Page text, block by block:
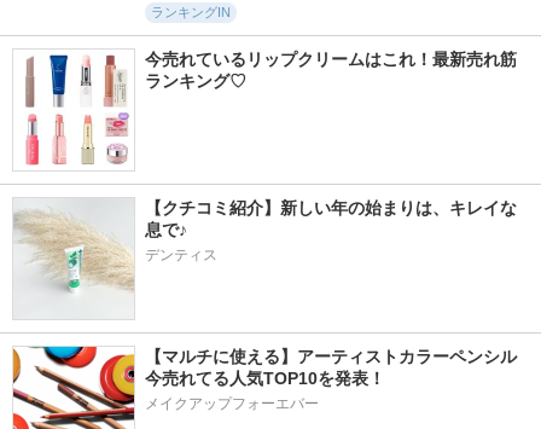
ランキングIN
今売れているリップクリームはこれ！最新売れ筋
ランキング♡
【クチコミ紹介】新しい年の始まりは、キレイな
息で♪
デンティス
【マルチに使える】アーティストカラーペンシル
今売れてる人気TOP10を発表！
メイクアップフォーエバー